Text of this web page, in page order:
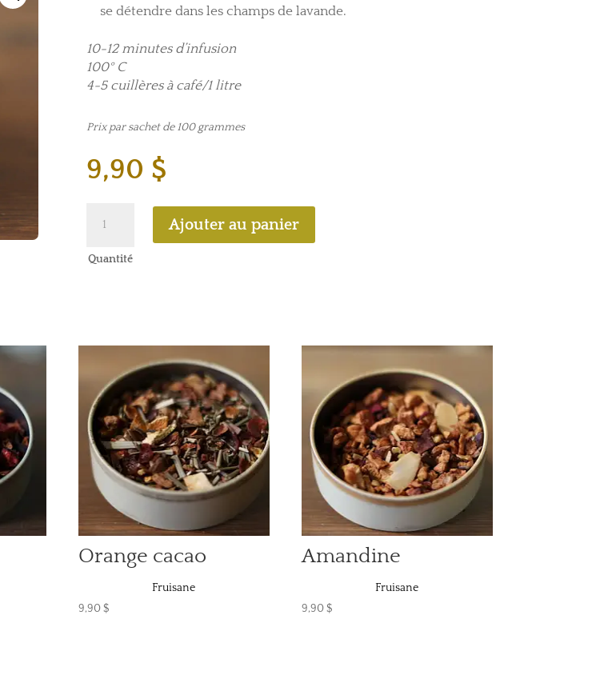
se détendre dans les champs de lavande.
10-12 minutes d’infusion
100° C
4-5 cuillères à café/1 litre
Prix par sachet de 100 grammes
9,90 $
lavandin
Ajouter au panier
Quantité
Orange cacao
Fruisane
9,90$
Amandine
Fruisane
9,90$